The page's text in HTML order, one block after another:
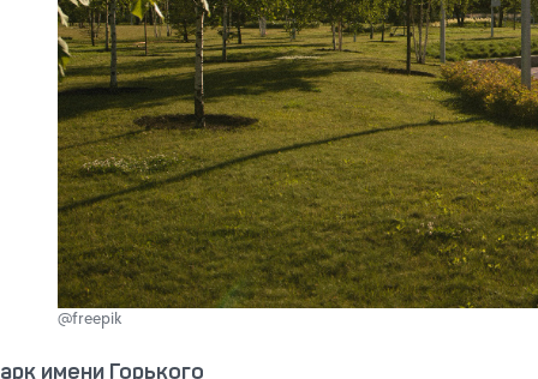
@freepik
имени Горького